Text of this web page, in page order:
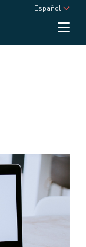
Español